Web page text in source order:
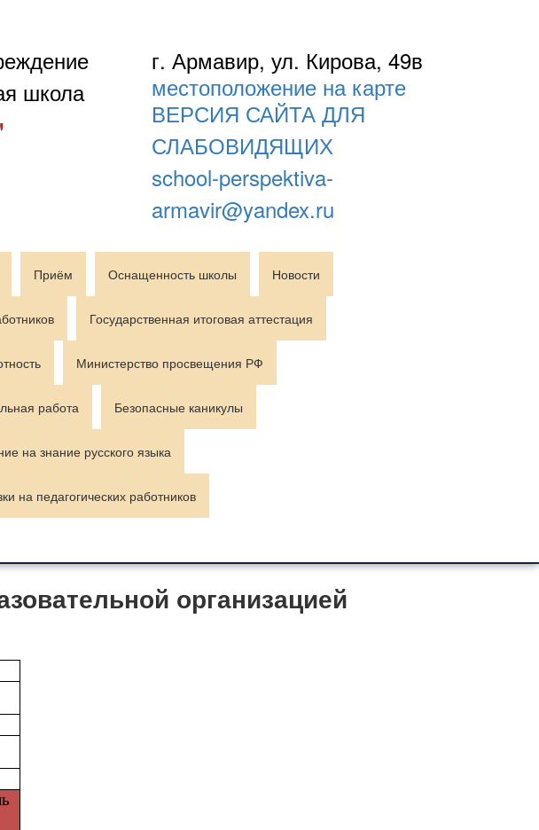
школа
г. Армавир, ул. Кирова, 49в
местоположение на карте
ВЕРСИЯ САЙТА ДЛЯ
СЛАБОВИДЯЩИХ
school-perspektiva-
armavir@yandex.ru
Приём Оснащенность школы Новости
Государственная итоговая аттестация
Министерство просвещения РФ
работа Безопасные каникулы
на знание русского языка
на педагогических работников
организацией